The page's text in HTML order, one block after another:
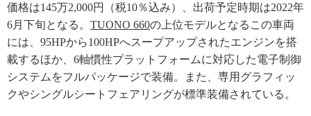
価格は145万2,000円（税10％込み）、出荷予定時期は2022年
6月下旬となる。 TUONO 660の上位モデルとなるこの車両
には、95HPから100HPへスープアップされたエンジンを搭
載するほか、6軸慣性プラットフォームに対応した電子制御
システムをフルパッケージで装備。また、専用グラフィッ
クやシングルシートフェアリングが標準装備されている。